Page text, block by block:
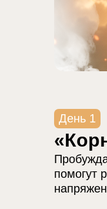
День 1
помогут